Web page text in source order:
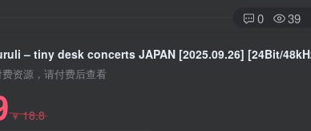
0 39
资源，请付费后查看
￥18.8